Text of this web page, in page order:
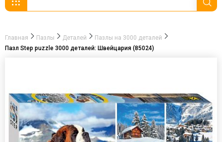
Главная Пазлы Деталей
Пазлы на 3000 деталей
Пазл Step puzzle 3000 деталей: Швейцария (85024)